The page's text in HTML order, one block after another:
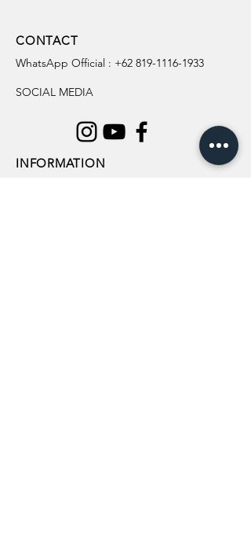
CONTACT
WhatsApp Official : +62 819-1116-1933
SOCIAL MEDIA
INFORMATION